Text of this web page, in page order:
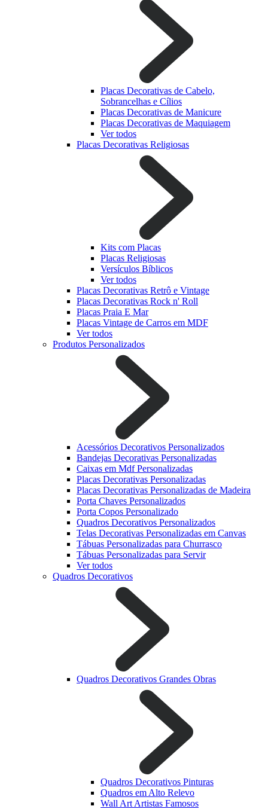
Placas Decorativas de Cabelo,
Sobrancelhas e Cílios
Placas Decorativas de Manicure
Placas Decorativas de Maquiagem
Ver todos
Placas Decorativas Religiosas
Kits com Placas
Placas Religiosas
Versículos Bíblicos
Ver todos
Placas Decorativas Retrô e Vintage
Placas Decorativas Rock n' Roll
Placas Praia E Mar
Placas Vintage de Carros em MDF
Ver todos
Produtos Personalizados
Acessórios Decorativos Personalizados
Bandejas Decorativas Personalizadas
Caixas em Mdf Personalizadas
Placas Decorativas Personalizadas
Placas Decorativas Personalizadas de Madeira
Porta Chaves Personalizados
Porta Copos Personalizado
Quadros Decorativos Personalizados
Telas Decorativas Personalizadas em Canvas
Tábuas Personalizadas para Churrasco
Tábuas Personalizadas para Servir
Ver todos
Quadros Decorativos
Quadros Decorativos Grandes Obras
Quadros Decorativos Pinturas
Quadros em Alto Relevo
Wall Art Artistas Famosos